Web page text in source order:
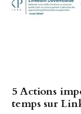
5 Actions
temps sur